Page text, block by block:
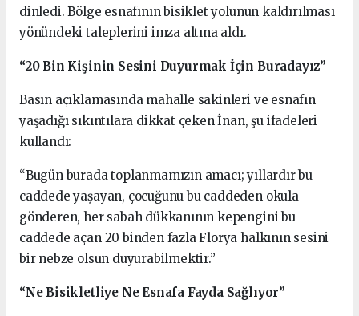
dinledi. Bölge esnafının bisiklet yolunun kaldırılması
yönündeki taleplerini imza altına aldı.
“20 Bin Kişinin Sesini Duyurmak İçin Buradayız”
Basın açıklamasında mahalle sakinleri ve esnafın
yaşadığı sıkıntılara dikkat çeken İnan, şu ifadeleri
kullandı:
“Bugün burada toplanmamızın amacı; yıllardır bu
caddede yaşayan, çocuğunu bu caddeden okula
gönderen, her sabah dükkanının kepengini bu
caddede açan 20 binden fazla Florya halkının sesini
bir nebze olsun duyurabilmektir.”
“Ne Bisikletliye Ne Esnafa Fayda Sağlıyor”